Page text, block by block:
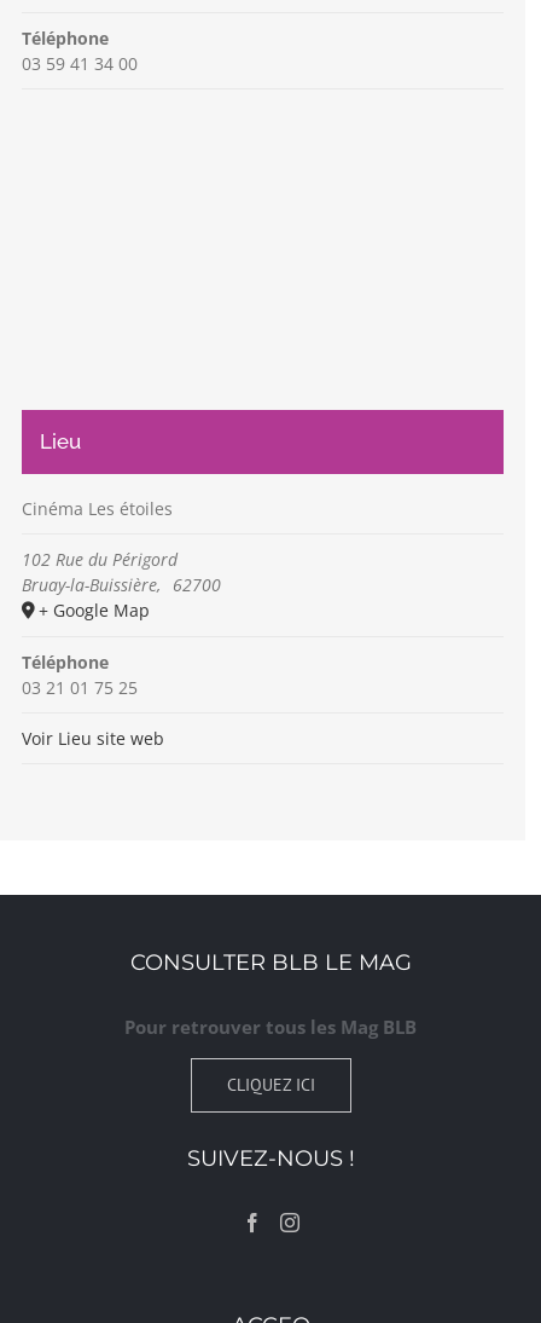
Téléphone
03 59 41 34 00
Lieu
Cinéma Les étoiles
102 Rue du Périgord
Bruay-la-Buissière,
62700
+ Google Map
Téléphone
03 21 01 75 25
Voir Lieu site web
CONSULTER BLB LE MAG
Pour retrouver tous les Mag BLB
CLIQUEZ ICI
SUIVEZ-NOUS !